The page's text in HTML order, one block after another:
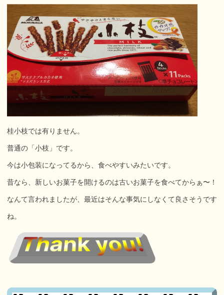
桂小枝では有りません。
普通の「小枝」です。
今は小包装になってるから、食べやすいみたいです。
昔なら、新しいお菓子を開けるのは古いお菓子を食べてからぁ〜！
なんて言われましたが、最近はそんな事気にしなくて良さそうです
ね。
Thank you!